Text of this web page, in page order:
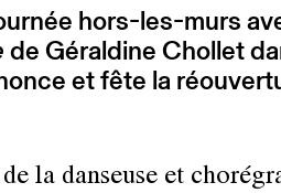
hors-les-murs
de Géraldine Chollet
et fête la
la danseuse et